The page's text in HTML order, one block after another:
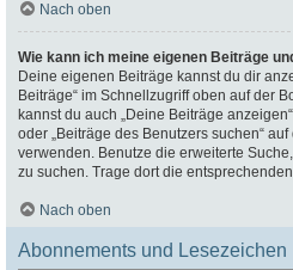
Nach oben
Wie kann ich meine eigenen Beiträge
Deine eigenen Beiträge kannst du dir
Beiträge“ im Schnellzugriff oben auf der
kannst du auch „Deine Beiträge
oder „Beiträge des Benutzers suchen“
verwenden. Benutze die erweiterte
zu suchen. Trage dort die
Nach oben
Abonnements und Lesezeichen